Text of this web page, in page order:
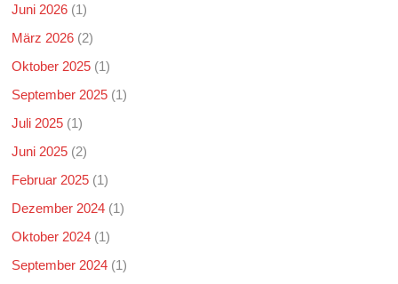
Juni 2026 (1)
März 2026 (2)
Oktober 2025 (1)
September 2025 (1)
Juli 2025 (1)
Juni 2025 (2)
Februar 2025 (1)
Dezember 2024 (1)
Oktober 2024 (1)
September 2024 (1)